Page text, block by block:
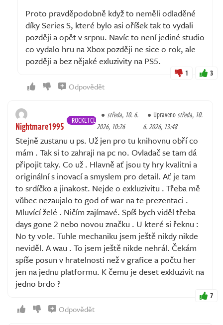
Proto pravděpodobně když to neměli odladěné
díky Series S, které bylo asi oříšek tak to vydali
později a opět v srpnu. Navíc to není jediné studio
co vydalo hru na Xbox později ne sice o rok, ale
později a bez nějaké exluzivity na PS5.
1 3
Odpovědět
Nightmare1995 ROCKETCLUB
středa, 10. 6.
2026, 10:26
Upravenostředa, 10.
6. 2026, 13:48
Stejně zustanu u ps. Už jen pro tu knihovnu obří co
mám . Tak si to zahraji na pc no. Ovladač se tam dá
připojit taky. Co už . Hlavně ať jsou ty hry kvalitni a
originální s inovací a smyslem pro detail. Ať je tam
to srdíčko a jinakost. Nejde o exkluzivitu . Třeba mě
vůbec nezaujalo to god of war na te prezentaci .
Mluvící želé . Ničím zajímavé. Spíš bych viděl třeba
days gone 2 nebo novou značku . U které si řeknu :
No ty vole. Tuhle mechaniku jsem ještě nikdy nikde
neviděl. A wau . To jsem ještě nikde nehrál. Čekám
spíše posun v hratelnosti než v grafice a počtu her
jen na jednu platformu. K čemu je deset exkluzivit na
jedno brdo ?
7
Odpovědět